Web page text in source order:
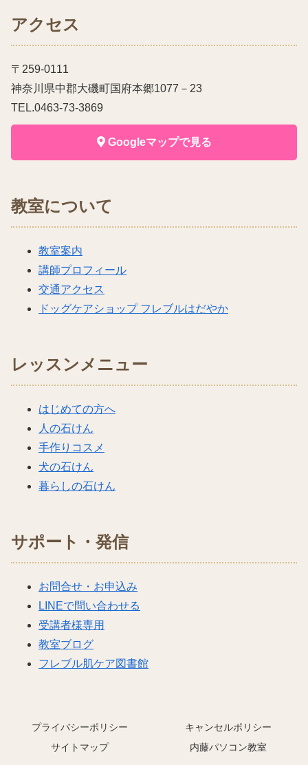
アクセス
〒259-0111
神奈川県中郡大磯町国府本郷1077－23
TEL.0463-73-3869
Googleマップで見る
教室について
教室案内
講師プロフィール
交通アクセス
ドッグケアショップ フレブルはだやか
レッスンメニュー
はじめての方へ
人の石けん
手作りコスメ
犬の石けん
暮らしの石けん
サポート・発信
お問合せ・お申込み
LINEで問い合わせる
受講者様専用
教室ブログ
フレブル肌ケア図書館
プライバシーポリシー
キャンセルポリシー
サイトマップ
内藤パソコン教室